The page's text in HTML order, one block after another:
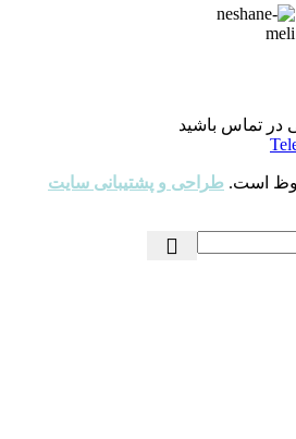
در تماس باشید
است. طراحی و پشتیبانی سایت